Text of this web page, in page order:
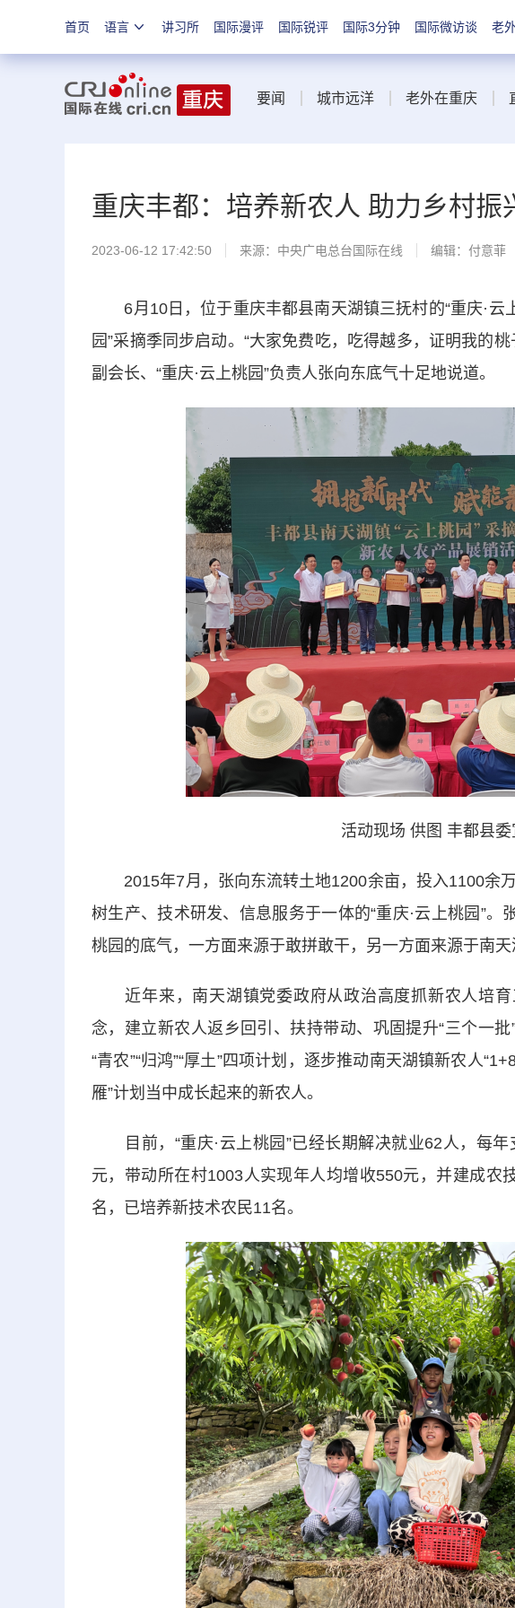
首页 语言 讲习所 国际漫评 国际锐评 国际3分钟 国际微访谈 老
要闻 城市远洋 老外在重庆
重庆丰都：培养新农人 助力乡村振
2023-06-12 17:42:50 来源：中央广电总台国际在线 编辑：付意菲
6月10日，位于重庆丰都县南天湖镇三抚村的“重庆·云
园”采摘季同步启动。“大家免费吃，吃得越多，证明我的
副会长、“重庆·云上桃园”负责人张向东底气十足地说道。
活动现场 供图 丰都县委
2015年7月，张向东流转土地1200余亩，投入1100余
树生产、技术研发、信息服务于一体的“重庆·云上桃园”。
桃园的底气，一方面来源于敢拼敢干，另一方面来源于南天
近年来，南天湖镇党委政府从政治高度抓新农人培育
念，建立新农人返乡回引、扶持带动、巩固提升“三个一
“青农”“归鸿”“厚土”四项计划，逐步推动南天湖镇新农人
雁”计划当中成长起来的新农人。
目前，“重庆·云上桃园”已经长期解决就业62人，每年
元，带动所在村1003人实现年人均增收550元，并建成农
名，已培养新技术农民11名。